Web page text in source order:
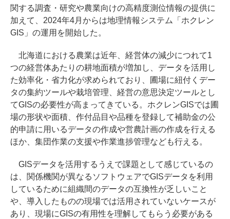
関する調査・研究や農業向けの高精度測位情報の提供に
加えて、2024年4月からは地理情報システム「ホクレン
GIS」の運用を開始した。
北海道における農業は近年、経営体の減少につれて1
つの経営体あたりの耕地面積が増加し、データを活用し
た効率化・省力化が求められており、圃場に紐付くデー
タの集約ツールや栽培管理、経営の意思決定ツールとし
てGISの必要性が高まってきている。ホクレンGISでは圃
場の形状や面積、作付品目や品種を登録して補助金の公
的申請に用いるデータの作成や営農計画の作成を行える
ほか、集団作業の支援や作業進捗管理なども行える。
GISデータを活用するうえで課題として感じているの
は、関係機関が異なるソフトウェアでGISデータを利用
しているために組織間のデータの互換性が乏しいこと
や、導入したものの現場では活用されていないケースが
あり、現場にGISの有用性を理解してもらう必要がある